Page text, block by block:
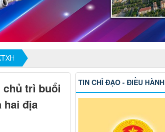
trì buổi
hai địa
TIN CHỈ ĐẠO - ĐIỀU HÀNH